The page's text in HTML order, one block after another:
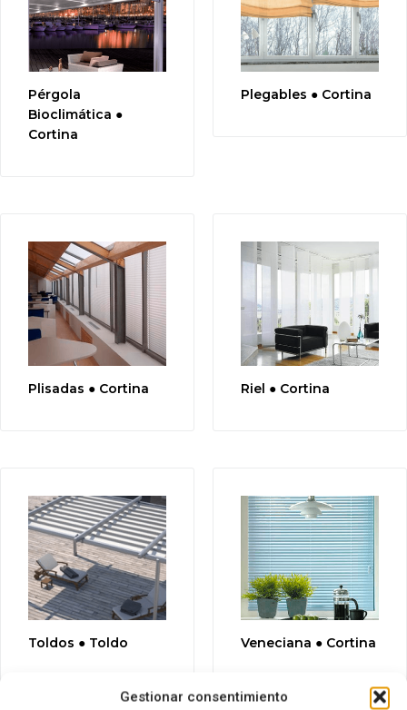
Gestionar consentimiento
Pérgola
Bioclimática ●
Cortina
Plegables ● Cortina
Plisadas ● Cortina Riel ● Cortina
Toldos ● Toldo Veneciana ● Cortina